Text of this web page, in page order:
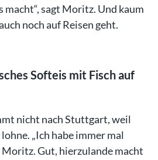
macht“, sagt Moritz. Und kaum
noch auf Reisen geht.
Softeis mit Fisch auf
nicht nach Stuttgart, weil
„Ich habe immer mal
Moritz. Gut, hierzulande macht